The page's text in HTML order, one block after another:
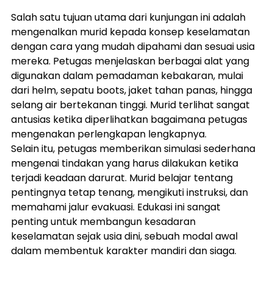
Salah satu tujuan utama dari kunjungan ini adalah
mengenalkan murid kepada konsep keselamatan
dengan cara yang mudah dipahami dan sesuai usia
mereka. Petugas menjelaskan berbagai alat yang
digunakan dalam pemadaman kebakaran, mulai
dari helm, sepatu boots, jaket tahan panas, hingga
selang air bertekanan tinggi. Murid terlihat sangat
antusias ketika diperlihatkan bagaimana petugas
mengenakan perlengkapan lengkapnya.
Selain itu, petugas memberikan simulasi sederhana
mengenai tindakan yang harus dilakukan ketika
terjadi keadaan darurat. Murid belajar tentang
pentingnya tetap tenang, mengikuti instruksi, dan
memahami jalur evakuasi. Edukasi ini sangat
penting untuk membangun kesadaran
keselamatan sejak usia dini, sebuah modal awal
dalam membentuk karakter mandiri dan siaga.